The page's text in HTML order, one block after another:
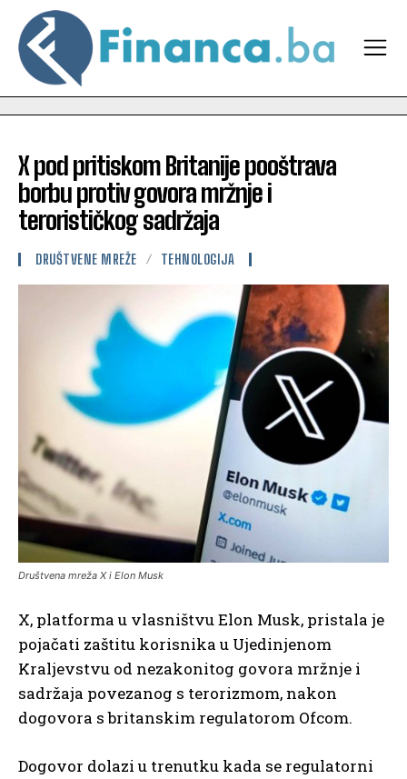
X pod pritiskom Britanije pooštrava
borbu protiv govora mržnje i
terorističkog sadržaja
DRUŠTVENE MREŽE TEHNOLOGIJA
Društvena mreža X i Elon Musk
X, platforma u vlasništvu Elon Musk, pristala je
pojačati zaštitu korisnika u Ujedinjenom
Kraljevstvu od nezakonitog govora mržnje i
sadržaja povezanog s terorizmom, nakon
dogovora s britanskim regulatorom Ofcom.
Dogovor dolazi u trenutku kada se regulatorni